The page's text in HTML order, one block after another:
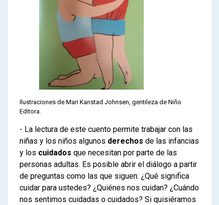
Ilustraciones de Mari Kanstad Johnsen, gentileza de Niño
Editora.
- La lectura de este cuento permite trabajar con las
niñas y los niños algunos derechos de las infancias
y los cuidados que necesitan por parte de las
personas adultas. Es posible abrir el diálogo a partir
de preguntas como las que siguen: ¿Qué significa
cuidar para ustedes? ¿Quiénes nos cuidan? ¿Cuándo
nos sentimos cuidadas o cuidados? Si quisiéramos